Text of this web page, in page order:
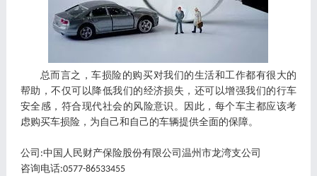
总而言之，车损险的购买对我们的生活和工作都有很大的
帮助，不仅可以降低我们的经济损失，还可以增强我们的行车
安全感，符合现代社会的风险意识。因此，每个车主都应该考
虑购买车损险，为自己和自己的车辆提供全面的保障。
公司 :中国人民财产保险股份有限公司 温州市龙湾支公司
咨询电话:0577-86533455